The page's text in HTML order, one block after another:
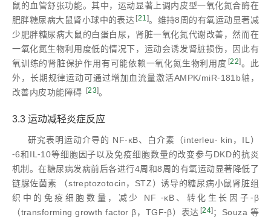
鼠的血管舒张功能。其中，运动显著上调内皮型一氧化氮合酶在
肥胖糖尿病大鼠肾小球中的表达 [21]。维持8周的有氧运动显著减
少肥胖糖尿病大鼠的白蛋白尿，肾脏一氧化氮代谢改善，然而在
一氧化氮生物利用度低的情况下，运动会诱发肾脏损伤，因此有
氧训练的肾脏保护作用有可能依赖一氧化氮生物利用度 [22]。此
外，长期规律运动可通过增加血流量激活AMPK/miR⁃181b轴，
改善内皮功能障碍
[23]。
3.3 运动减轻炎症反应
研究表明运动介导的 NF⁃κB、白介素（interleu⁃ kin，IL）
⁃6和IL⁃10等细胞因子以及免疫细胞数量的改变参与DKD的抗炎
机制。在糖尿病发病前后各进行4周和8周的有氧运动显著降低了
链脲佐菌素 （streptozotocin，STZ）诱导的糖尿病小鼠肾脏组
织中的免疫细胞数量，减少 NF ⁃κB、转化生长因子⁃β
（transforming growth factor β，TGF⁃β）表达 [24]；Souza 等